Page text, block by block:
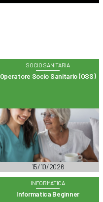
SOCIO SANITARIA
Operatore Socio Sanitario (OSS)
15/10/2026
INFORMATICA
Informatica Beginner